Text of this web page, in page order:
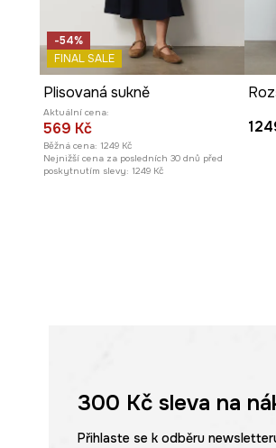
-54%
FINAL SALE
Plisovaná sukně
Aktuální cena:
569 Kč
Běžná cena: 1249 Kč
Nejnižší cena za posledních 30 dnů před
poskytnutím slevy: 1249 Kč
300 Kčsleva na
Přihlaste se k odběru